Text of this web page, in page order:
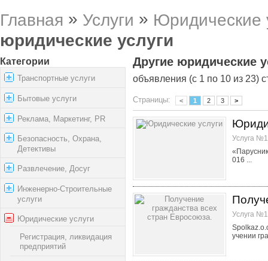
Главная » Услуги » Юридические
юридические услуги
Категории
Транспортные услуги
Бытовые услуги
Реклама, Маркетинг, PR
Безопасность, Охрана,
Детективы
Развлечение, Досуг
Инженерно-Строительные
услуги
Юридические услуги
Регистрация, ликвидация
предприятий
Другие юридические
объявления (с 1 по 10 из 23)
Страницы: < 1 2 3 >
Услуга
016 ...
Услуга
учении